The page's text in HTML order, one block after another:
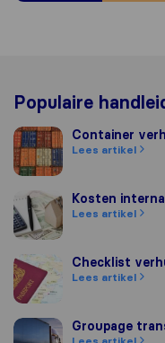
Populaire
Container verhuizen
Container
Lees artikel
Kosten internationaal
Kosten
Lees artikel
Checklist verhuizen
Checklist
Lees artikel
Groupage transport
Groupage
Lees artikel